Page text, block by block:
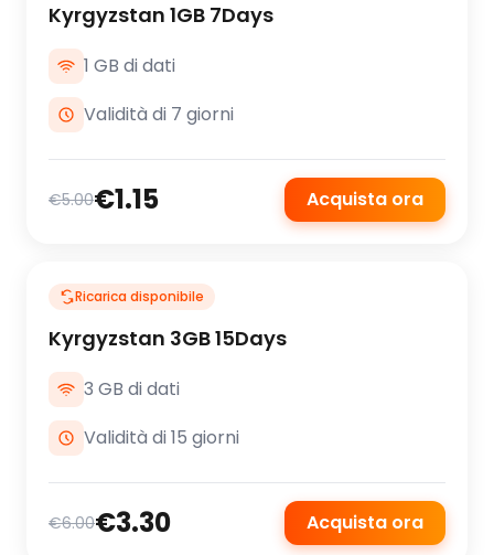
Kyrgyzstan 1GB 7Days
1 GB di dati
Validità di 7 giorni
€5.00€1.15 Acquista ora
Ricarica disponibile
Kyrgyzstan 3GB 15Days
3 GB di dati
Validità di 15 giorni
€6.00€3.30 Acquista ora